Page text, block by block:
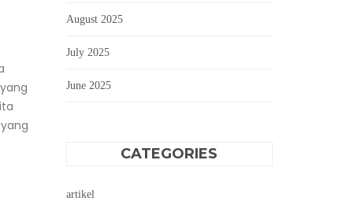
August 2025
July 2025
June 2025
CATEGORIES
artikel